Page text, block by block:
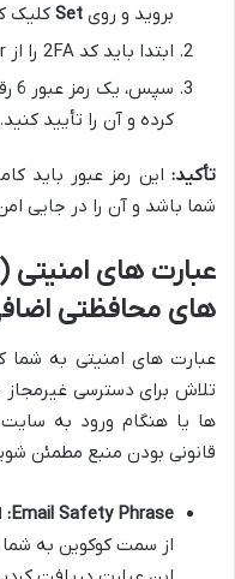
بروید و روی Set کلیک
ابتدا باید کد 2FA را از Google Authenticator خود وارد کنید.
کرده و آن را تأیید کنید.
تأکید: این رمز عبور باید
شما باشد و آن را در جایی
های محافظتی
عبارت های امنیتی به
تلاش برای دسترسی غیرمجاز
ها یا هنگام ورود به
قانونی بودن منبع مطمئن
Email Safety Phrase:
از سمت کوکوین به